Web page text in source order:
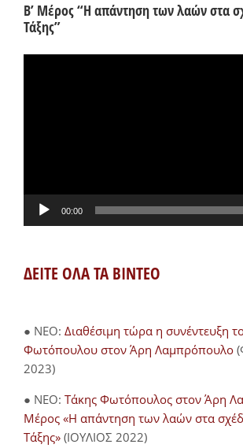
Β’ Μέρος “Η απάντηση των λαών στα
Τάξης”
00:00
ΔΕΙΤΕ ΟΛΑ ΤΑ ΒΙΝΤΕΟ
● NEO: Διαθέσιμη τώρα η συνέντευξη
Φωτόπουλου στον Άρη Λαμπρόπουλο
2023)
● NEO: Τάκης Φωτόπουλος στον Άρη
Μέρος «Η απάντηση των λαών στα
Τάξης» (ΙΟΥΛΙΟΣ 2022)